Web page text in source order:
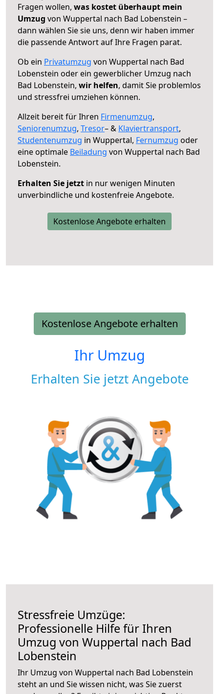
Fragen wollen, was kostet überhaupt mein
Umzug von Wuppertal nach Bad Lobenstein –
dann wählen Sie sie uns, denn wir haben immer
die passende Antwort auf Ihre Fragen parat.
Ob ein Privatumzug von Wuppertal nach Bad
Lobenstein oder ein gewerblicher Umzug nach
Bad Lobenstein, wir helfen, damit Sie problemlos
und stressfrei umziehen können.
Allzeit bereit für Ihren Firmenumzug,
Seniorenumzug, Tresor– & Klaviertransport,
Studentenumzug in Wuppertal, Fernumzug oder
eine optimale Beiladung von Wuppertal nach Bad
Lobenstein.
Erhalten Sie jetzt in nur wenigen Minuten
unverbindliche und kostenfreie Angebote.
Kostenlose Angebote erhalten
Kostenlose Angebote erhalten
Ihr Umzug
Erhalten Sie jetzt Angebote
Stressfreie Umzüge:
Professionelle Hilfe für Ihren
Umzug von Wuppertal nach Bad
Lobenstein
Ihr Umzug von Wuppertal nach Bad Lobenstein
steht an und Sie wissen nicht, was Sie zuerst